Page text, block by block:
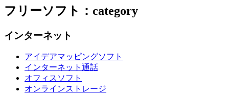
フリーソフト：category
インターネット
アイデアマッピングソフト
インターネット通話
オフィスソフト
オンラインストレージ